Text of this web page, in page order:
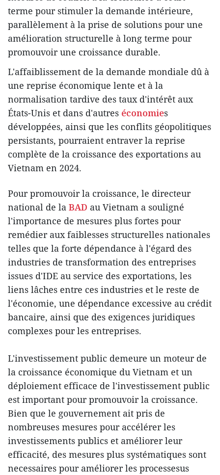
terme pour stimuler la demande intérieure,
parallèlement à la prise de solutions pour une
amélioration structurelle à long terme pour
promouvoir une croissance durable.
L'affaiblissement de la demande mondiale dû à
une reprise économique lente et à la
normalisation tardive des taux d'intérêt aux
États-Unis et dans d'autres économies
développées, ainsi que les conflits géopolitiques
persistants, pourraient entraver la reprise
complète de la croissance des exportations au
Vietnam en 2024.
Pour promouvoir la croissance, le directeur
national de la BAD au Vietnam a souligné
l'importance de mesures plus fortes pour
remédier aux faiblesses structurelles nationales
telles que la forte dépendance à l'égard des
industries de transformation des entreprises
issues d'IDE au service des exportations, les
liens lâches entre ces industries et le reste de
l'économie, une dépendance excessive au crédit
bancaire, ainsi que des exigences juridiques
complexes pour les entreprises.
L'investissement public demeure un moteur de
la croissance économique du Vietnam et un
déploiement efficace de l'investissement public
est important pour promouvoir la croissance.
Bien que le gouvernement ait pris de
nombreuses mesures pour accélérer les
investissements publics et améliorer leur
efficacité, des mesures plus systématiques sont
necessaires pour améliorer les processesus